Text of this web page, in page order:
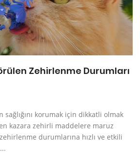
Zehirlenme Durumları
sağlığını korumak için dikkatli olmak
kazara zehirli maddelere maruz
durumlarına hızlı ve etkili